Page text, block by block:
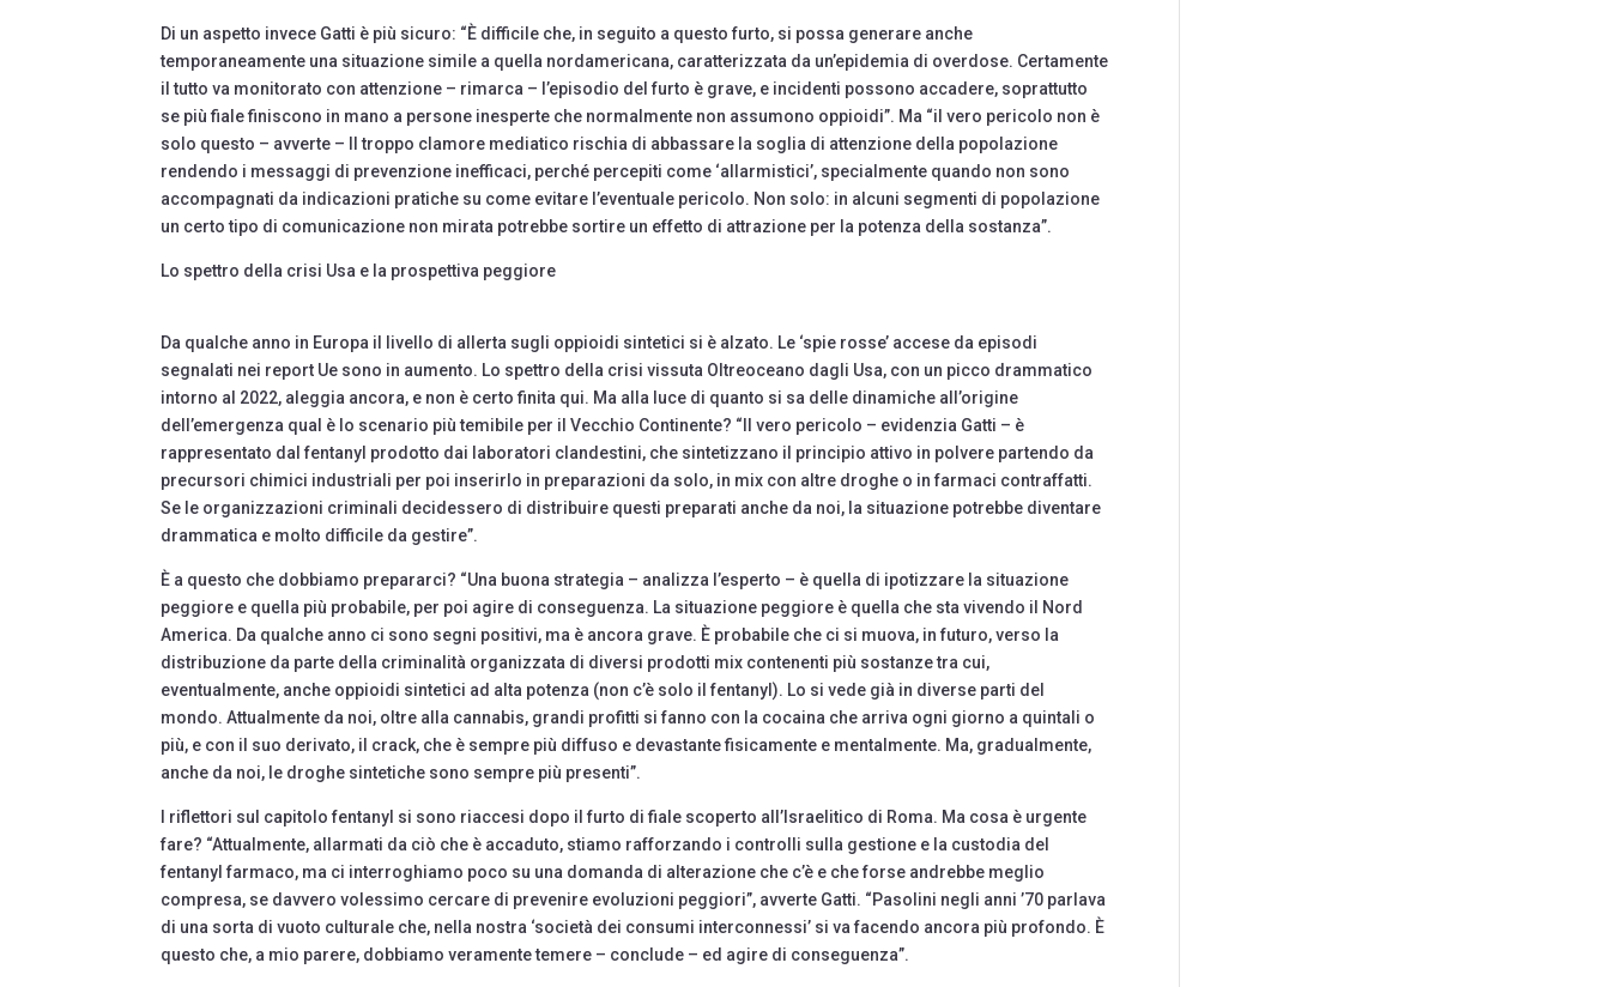
Di un aspetto invece Gatti è più sicuro: “È difficile che, in seguito a questo furto, si possa generare anche
temporaneamente una situazione simile a quella nordamericana, caratterizzata da un’epidemia di overdose. Certamente
il tutto va monitorato con attenzione – rimarca – l’episodio del furto è grave, e incidenti possono accadere, soprattutto
se più fiale finiscono in mano a persone inesperte che normalmente non assumono oppioidi”. Ma “il vero pericolo non è
solo questo – avverte – Il troppo clamore mediatico rischia di abbassare la soglia di attenzione della popolazione
rendendo i messaggi di prevenzione inefficaci, perché percepiti come ‘allarmistici’, specialmente quando non sono
accompagnati da indicazioni pratiche su come evitare l’eventuale pericolo. Non solo: in alcuni segmenti di popolazione
un certo tipo di comunicazione non mirata potrebbe sortire un effetto di attrazione per la potenza della sostanza”.
Lo spettro della crisi Usa e la prospettiva peggiore
Da qualche anno in Europa il livello di allerta sugli oppioidi sintetici si è alzato. Le ‘spie rosse’ accese da episodi
segnalati nei report Ue sono in aumento. Lo spettro della crisi vissuta Oltreoceano dagli Usa, con un picco drammatico
intorno al 2022, aleggia ancora, e non è certo finita qui. Ma alla luce di quanto si sa delle dinamiche all’origine
dell’emergenza qual è lo scenario più temibile per il Vecchio Continente? “Il vero pericolo – evidenzia Gatti – è
rappresentato dal fentanyl prodotto dai laboratori clandestini, che sintetizzano il principio attivo in polvere partendo da
precursori chimici industriali per poi inserirlo in preparazioni da solo, in mix con altre droghe o in farmaci contraffatti.
Se le organizzazioni criminali decidessero di distribuire questi preparati anche da noi, la situazione potrebbe diventare
drammatica e molto difficile da gestire”.
È a questo che dobbiamo prepararci? “Una buona strategia – analizza l’esperto – è quella di ipotizzare la situazione
peggiore e quella più probabile, per poi agire di conseguenza. La situazione peggiore è quella che sta vivendo il Nord
America. Da qualche anno ci sono segni positivi, ma è ancora grave. È probabile che ci si muova, in futuro, verso la
distribuzione da parte della criminalità organizzata di diversi prodotti mix contenenti più sostanze tra cui,
eventualmente, anche oppioidi sintetici ad alta potenza (non c’è solo il fentanyl). Lo si vede già in diverse parti del
mondo. Attualmente da noi, oltre alla cannabis, grandi profitti si fanno con la cocaina che arriva ogni giorno a quintali o
più, e con il suo derivato, il crack, che è sempre più diffuso e devastante fisicamente e mentalmente. Ma, gradualmente,
anche da noi, le droghe sintetiche sono sempre più presenti”.
I riflettori sul capitolo fentanyl si sono riaccesi dopo il furto di fiale scoperto all’Israelitico di Roma. Ma cosa è urgente
fare? “Attualmente, allarmati da ciò che è accaduto, stiamo rafforzando i controlli sulla gestione e la custodia del
fentanyl farmaco, ma ci interroghiamo poco su una domanda di alterazione che c’è e che forse andrebbe meglio
compresa, se davvero volessimo cercare di prevenire evoluzioni peggiori”, avverte Gatti. “Pasolini negli anni ’70 parlava
di una sorta di vuoto culturale che, nella nostra ‘società dei consumi interconnessi’ si va facendo ancora più profondo. È
questo che, a mio parere, dobbiamo veramente temere – conclude – ed agire di conseguenza”.